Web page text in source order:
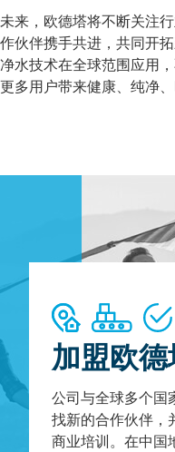
未来，欧德塔将不断关注
作伙伴携手共进，共同开
净水技术在全球范围应用
更多用户带来健康、纯净、
加盟欧德
公司与全球多个国
找新的合作伙伴，
商业培训。在中国